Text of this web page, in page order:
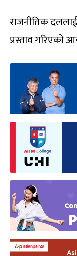
राजनीतिक
प्रस्ताव गरिएको